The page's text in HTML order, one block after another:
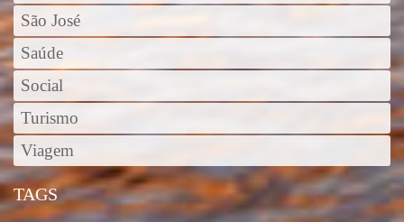
São José
Saúde
Social
Turismo
Viagem
TAGS